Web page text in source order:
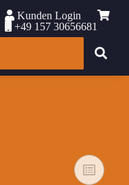
+49 157 30656681
Kunden Login